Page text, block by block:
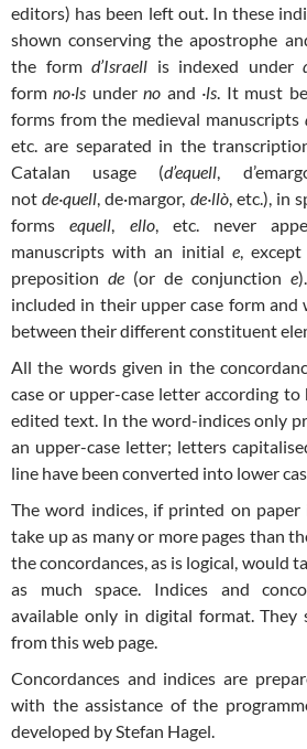
editors) has been left out. In these
shown conserving the apostrophe
the form d’Israell is indexed under
formno·ls underno and ·ls . It must
forms from the medieval manuscripts
etc. are separated in the
Catalan usage (d’equell ,
notde·quell , de·margor, de·llò, etc.), in
formsequell ello, etc. never
manuscripts with an initial e,
preposition de (or de conjunction e
included in their upper case form
between their different constituent
All the words given in the
case or upper-case letter according
edited text. In the word-indices only
an upper-case letter; letters
line have been converted into lower
The word indices, if printed on
take up as many or more pages than
the concordances, as is logical, would
as much space. Indices and
available only in digital format. They
from this web page.
Concordances and indices are
with the assistance of the
developed by Stefan Hagel.